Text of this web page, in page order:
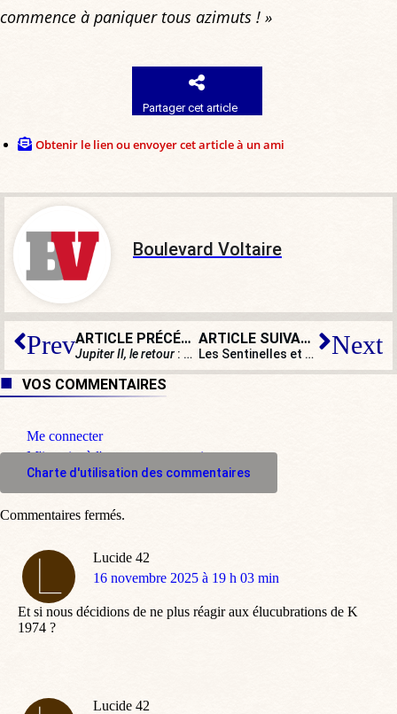
commence à paniquer tous azimuts ! »
Partager cet article
Obtenir le lien ou envoyer cet article à un ami
Boulevard Voltaire
Prev ARTICLE PRÉCÉDENT
Jupiter II, le retour : un film satirique sur la réélection de Macron
ARTICLE SUIVANT
Les Sentinelles et ses super-héros ? Une création historiquement française Next
VOS COMMENTAIRES
Me connecter
M'inscrire à l'espace commentaire
Charte d'utilisation des commentaires
Lucide 42
dit
16 novembre 2025 à 19 h 03 min
Et si nous décidions de ne plus réagir aux élucubrations de K
1974 ?
Lucide 42
Commentaires fermés.